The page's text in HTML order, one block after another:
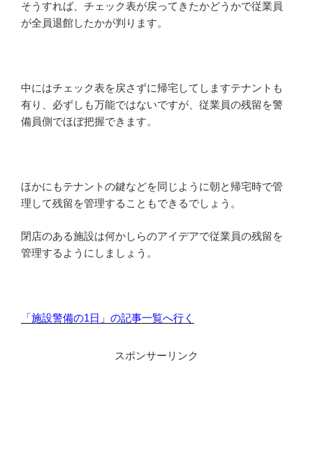
そうすれば、チェック表が戻ってきたかどうかで従業員
が全員退館したかが判ります。
中にはチェック表を戻さずに帰宅してしますテナントも
有り、必ずしも万能ではないですが、従業員の残留を警
備員側でほぼ把握できます。
ほかにもテナントの鍵などを同じように朝と帰宅時で管
理して残留を管理することもできるでしょう。
閉店のある施設は何かしらのアイデアで従業員の残留を
管理するようにしましょう。
「施設警備の1日」の記事一覧へ行く
スポンサーリンク